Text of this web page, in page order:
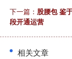
下一篇： 股腰包 鉴
段开通运营
相关文章